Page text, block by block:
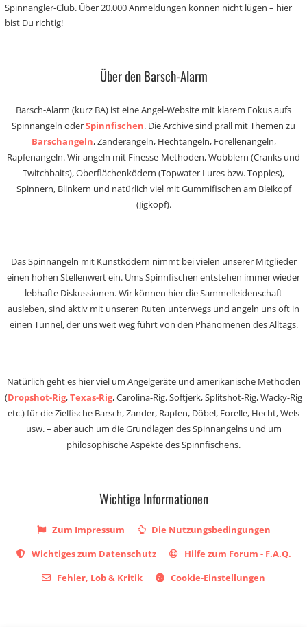
Spinnangler-Club. Über 20.000 Anmeldungen können nicht lügen – hier
bist Du richtig!
Über den Barsch-Alarm
Barsch-Alarm (kurz BA) ist eine Angel-Website mit klarem Fokus aufs
Spinnangeln oderSpinnfischen. Die Archive sind prall mit Themen zu
Barschangeln, Zanderangeln, Hechtangeln, Forellenangeln,
Rapfenangeln. Wir angeln mit Finesse-Methoden, Wobblern (Cranks und
Twitchbaits), Oberflächenködern (Topwater Lures bzw. Toppies),
Spinnern, Blinkern und natürlich viel mit Gummifischen am Bleikopf
(Jigkopf).
Das Spinnangeln mit Kunstködern nimmt bei vielen unserer Mitglieder
einen hohen Stellenwert ein. Ums Spinnfischen entstehen immer wieder
lebhafte Diskussionen. Wir können hier die Sammelleidenschaft
ausleben, sind aktiv mit unseren Ruten unterwegs und angeln uns oft in
einen Tunnel, der uns weit weg führt von den Phänomenen des Alltags.
Natürlich geht es hier viel um Angelgeräte und amerikanische Methoden
(Dropshot-Rig,Texas-Rig, Carolina-Rig, Softjerk, Splitshot-Rig, Wacky-Rig
etc.) für die Zielfische Barsch, Zander, Rapfen, Döbel, Forelle, Hecht, Wels
usw. – aber auch um die Grundlagen des Spinnangelns und um
philosophische Aspekte des Spinnfischens.
Wichtige Informationen
Zum Impressum
Die Nutzungsbedingungen
Wichtiges zum Datenschutz
Hilfe zum Forum - F.A.Q.
Fehler, Lob & Kritik
Cookie-Einstellungen